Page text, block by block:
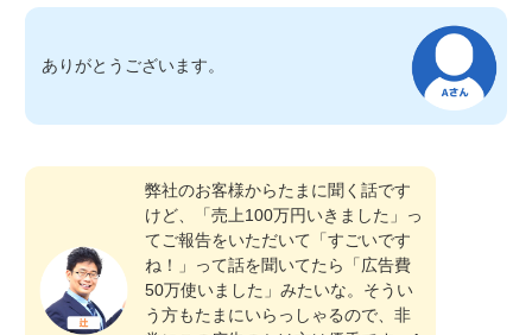
ありがとうございます。
弊社のお客様からたまに聞く話です
けど、「売上100万円いきました」っ
てご報告をいただいて「すごいです
ね！」って話を聞いてたら「広告費
50万使いました」みたいな。そうい
う方もたまにいらっしゃるので、非